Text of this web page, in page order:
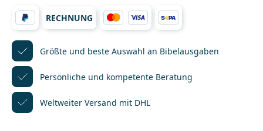
ePUB-Ausgaben sind sowohl für spezielle eBook-
Reader als auch für eBook-Apps auf Mobilgeräten
wie dem iPad geeignet.Die Kindle Edition erhalten
Sie direkt bei Amazon.Wichtig: Für den Download des
Produkts benötigen Sie ein Kundenkonto. Der
Downloadlink wid dort automatisch
hinterlegt.________________________________________________
_____________Bei Fragen zur Produktsicherheit wenden
Sie sich bitte an:Deutsche BibelgesellschaftBalinger
Str. 31 A70567 Stuttgartproduktsicherheit@dbg.de
RECHNUNG
Größte und beste Auswahl an Bibelausgaben
Persönliche und kompetente Beratung
Weltweiter Versand mit DHL